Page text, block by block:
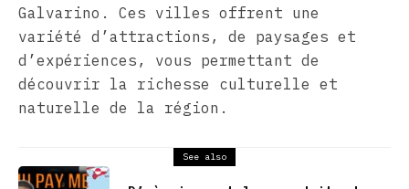
Galvarino. Ces villes offrent une
variété d’attractions, de paysages et
d’expériences, vous permettant de
découvrir la richesse culturelle et
naturelle de la région.
See also